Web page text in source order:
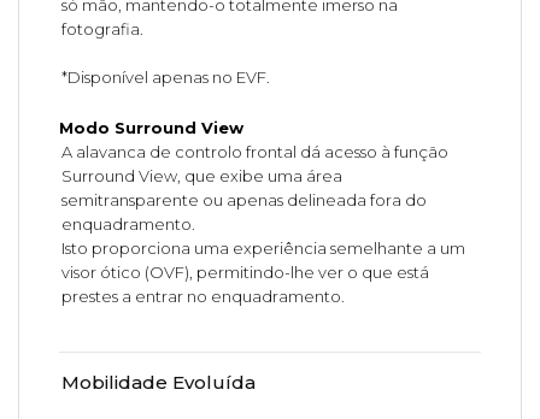
só mão, mantendo-o totalmente imerso na
fotografia.
*Disponível apenas no EVF.
Modo Surround View
A alavanca de controlo frontal dá acesso à função
Surround View, que exibe uma área
semitransparente ou apenas delineada fora do
enquadramento.
Isto proporciona uma experiência semelhante a um
visor ótico (OVF), permitindo-lhe ver o que está
prestes a entrar no enquadramento.
Mobilidade Evoluída